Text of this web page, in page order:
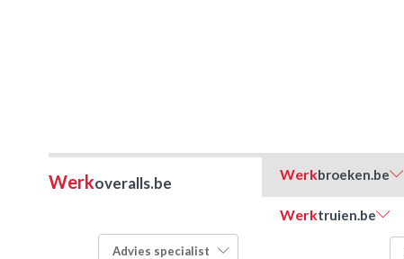
Werkoveralls.be Werkbroeken.be
Werktruien.be
FILTER OP TYPE:
Advies specialist